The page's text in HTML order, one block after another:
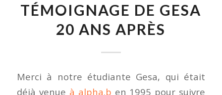
TÉMOIGNAGE DE GESA
20 ANS APRÈS
Merci à notre étudiante Gesa, qui était
déjà venue à alpha.b en 1995 pour suivre